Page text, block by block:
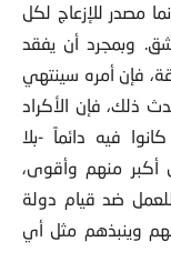
مصدر للإزعاج لكل
وبمجرد أن يفقد
فإن أمره سينتهي
ذلك، فإن الأكراد
فيه دائماً -بلا
منهم وأقوى،
للعمل ضد قيام دولة
وينبذهم مثل أي